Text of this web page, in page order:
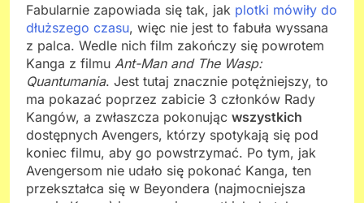
Fabularnie zapowiada się tak, jak plotki mówiły do
dłuższego czasu, więc nie jest to fabuła wyssana
z palca. Wedle nich film zakończy się powrotem
Kanga z filmu Ant-Man and The Wasp:
Quantumania. Jest tutaj znacznie potężniejszy, to
ma pokazać poprzez zabicie 3 członków Rady
Kangów, a zwłaszcza pokonując wszystkich
dostępnych Avengers, którzy spotykają się pod
koniec filmu, aby go powstrzymać. Po tym, jak
Avengersom nie udało się pokonać Kanga, ten
przekształca się w Beyondera (najmocniejsza